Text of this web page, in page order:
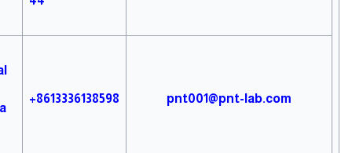
+8613336138598 pnt001@pnt-lab.com